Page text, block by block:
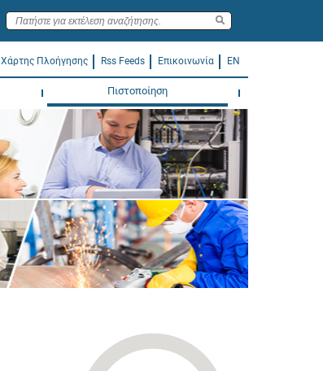
Χάρτης Πλοήγησης Rss Feeds Επικοινωνία EN
Πιστοποίηση